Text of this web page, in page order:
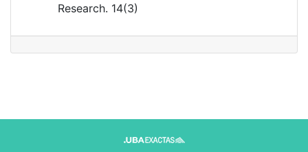
Research. 14(3)